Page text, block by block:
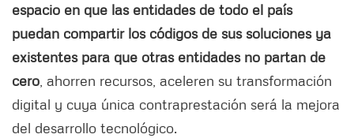
espacio en que las entidades de todo el país
puedan compartir los códigos de sus soluciones ya
existentes para que otras entidades no partan de
cero , ahorren recursos, aceleren su transformación
digital y cuya única contraprestación será la mejora
del desarrollo tecnológico.